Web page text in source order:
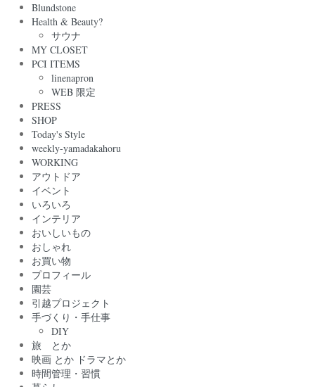
Blundstone
Health & Beauty?
サウナ
MY CLOSET
PCI ITEMS
linenapron
WEB 限定
PRESS
SHOP
Today's Style
weekly-yamadakahoru
WORKING
アウトドア
イベント
いろいろ
インテリア
おいしいもの
おしゃれ
お買い物
プロフィール
園芸
引越プロジェクト
手づくり・手仕事
DIY
旅 とか
映画 とか ドラマとか
時間管理・習慣